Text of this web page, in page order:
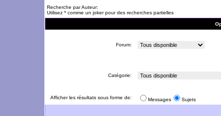
Recherche par Auteur:
Utilisez * comme un joker pour des recherches partielles
Forum:
Catégorie:
Afficher les résultats sous forme de: Messages Sujets